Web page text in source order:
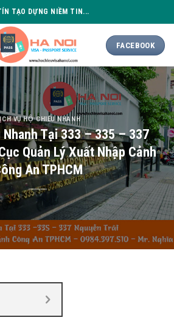
TẠO DỰNG NIỀM TIN...
FACEBOOK
VỤ HỘ CHIẾU NHANH
Nhanh Tại 333 – 335 – 337
Quản Lý Xuất Nhập Cảnh
An TPHCM